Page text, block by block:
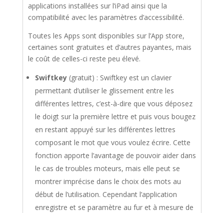
applications installées sur l’iPad ainsi que la
compatibilité avec les paramètres d’accessibilité.
Toutes les Apps sont disponibles sur l’App store,
certaines sont gratuites et d’autres payantes, mais
le coût de celles-ci reste peu élevé.
Swiftkey(gratuit) : Swiftkey est un clavier
permettant d’utiliser le glissement entre les
différentes lettres, c’est-à-dire que vous déposez
le doigt sur la première lettre et puis vous bougez
en restant appuyé sur les différentes lettres
composant le mot que vous voulez écrire. Cette
fonction apporte l’avantage de pouvoir aider dans
le cas de troubles moteurs, mais elle peut se
montrer imprécise dans le choix des mots au
début de l’utilisation. Cependant l’application
enregistre et se paramètre au fur et à mesure de